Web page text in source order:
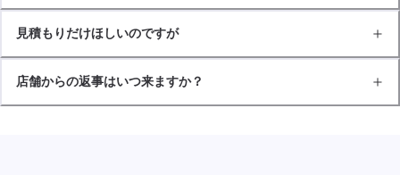
見積もりだけほしいのですが
店舗からの返事はいつ来ますか？